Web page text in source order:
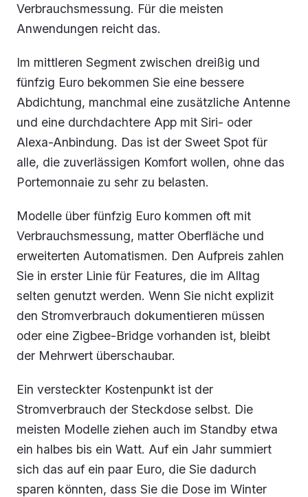
Verbrauchsmessung. Für die meisten
Anwendungen reicht das.
Im mittleren Segment zwischen dreißig und
fünfzig Euro bekommen Sie eine bessere
Abdichtung, manchmal eine zusätzliche Antenne
und eine durchdachtere App mit Siri- oder
Alexa-Anbindung. Das ist der Sweet Spot für
alle, die zuverlässigen Komfort wollen, ohne das
Portemonnaie zu sehr zu belasten.
Modelle über fünfzig Euro kommen oft mit
Verbrauchsmessung, matter Oberfläche und
erweiterten Automatismen. Den Aufpreis zahlen
Sie in erster Linie für Features, die im Alltag
selten genutzt werden. Wenn Sie nicht explizit
den Stromverbrauch dokumentieren müssen
oder eine Zigbee-Bridge vorhanden ist, bleibt
der Mehrwert überschaubar.
Ein versteckter Kostenpunkt ist der
Stromverbrauch der Steckdose selbst. Die
meisten Modelle ziehen auch im Standby etwa
ein halbes bis ein Watt. Auf ein Jahr summiert
sich das auf ein paar Euro, die Sie dadurch
sparen könnten, dass Sie die Dose im Winter